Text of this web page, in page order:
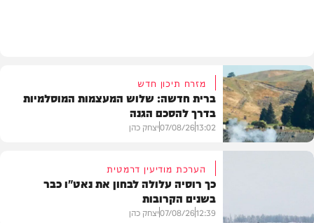
מזרח תיכון חדש
ברית חדשה: שלוש המעצמות המוסלמיות
בדרך להסכם הגנה
13:02
07/08/26יצחק כהן
הערכת מודיעין דרמטית
כך רוסיה עלולה לבחון את נאט"ו כבר
בשנים הקרובות
12:39
07/08/26יצחק כהן